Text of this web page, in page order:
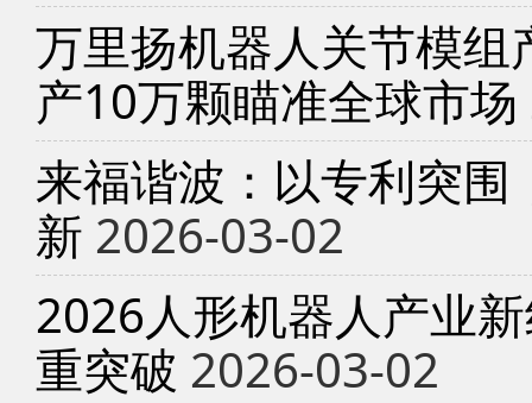
万里扬机器人关节模
产10万颗瞄准全球市场
来福谐波：以专利突
新 2026-03-02
2026人形机器人产业
重突破 2026-03-02